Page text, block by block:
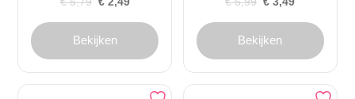
€ 5,79.
€ 2,49.
Bekijken
€ 5,99.
€ 3,49.
Bekijken